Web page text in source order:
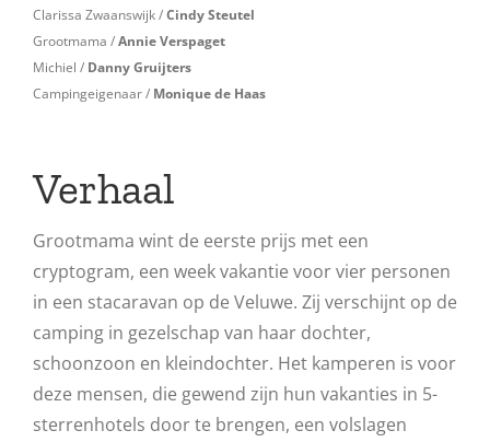
Clarissa Zwaanswijk /Cindy Steutel
Grootmama /Annie Verspaget
Michiel / Danny Gruijters
Campingeigenaar / Monique de Haas
Verhaal
Grootmama wint de eerste prijs met een
cryptogram, een week vakantie voor vier personen
in een stacaravan op de Veluwe. Zij verschijnt op de
camping in gezelschap van haar dochter,
schoonzoon en kleindochter. Het kamperen is voor
deze mensen, die gewend zijn hun vakanties in 5-
sterrenhotels door te brengen, een volslagen